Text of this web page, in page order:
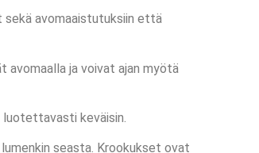
sekä avomaaistutuksiin että
avomaalla ja voivat ajan myötä
luotettavasti keväisin.
seasta. Krookukset ovat